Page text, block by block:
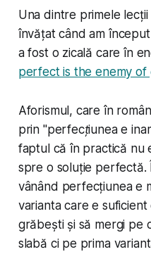
Una dintre primele lecții
învățat când am
a fost o zicală care în
perfect is the enemy of
Aforismul, care în
prin "perfecțiunea e
faptul că în practică nu
spre o soluție perfectă.
vânând perfecțiunea e
varianta care e suficient
grăbești și să mergi pe
slabă ci pe prima